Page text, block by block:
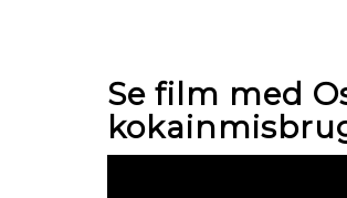
Se film med